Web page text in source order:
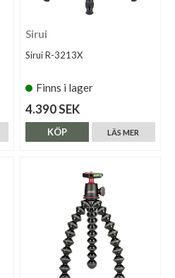
Sirui
Sirui R-3213X
Finns i lager
4.390 SEK
LÄS MER
KÖP